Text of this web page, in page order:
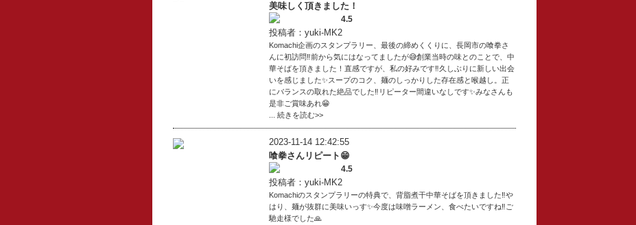
美味しく頂きました！
4.5
投稿者：yuki-MK2
Komachi企画のスタンプラリー、最後の締めくくりに、長岡市の喰拳さ
んに初訪問‼️前から気にはなってましたが😅創業当時の味とのことで、中
華そばを頂きました！直感ですが、私の好みです‼️久しぶりに新しい出会
いを感じました✨スープのコク、麺のしっかりした存在感と喉越し。正
にバランスの取れた絶品でした‼️リピーター間違いなしです✨みなさんも
是非ご賞味あれ😁
... 続きを読む>>
2023-11-14 12:42:55
喰拳さんリピート😁
4.5
投稿者：yuki-MK2
Komachiのスタンプラリーの特典で、背脂煮干中華そばを頂きました‼️や
はり、麺が抜群に美味いっす✨今度は味噌ラーメン、食べたいですね‼️ご
馳走様でした🙏